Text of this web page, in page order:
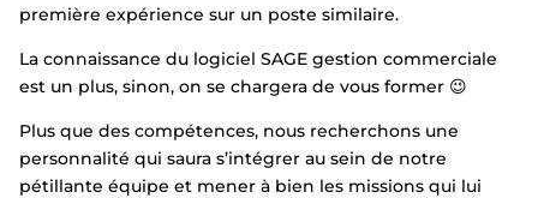
première expérience sur un poste similaire.
La connaissance du logiciel SAGE gestion commerciale
est un plus, sinon, on se chargera de vous former 😉
Plus que des compétences, nous recherchons une
personnalité qui saura s’intégrer au sein de notre
pétillante équipe et mener à bien les missions qui lui